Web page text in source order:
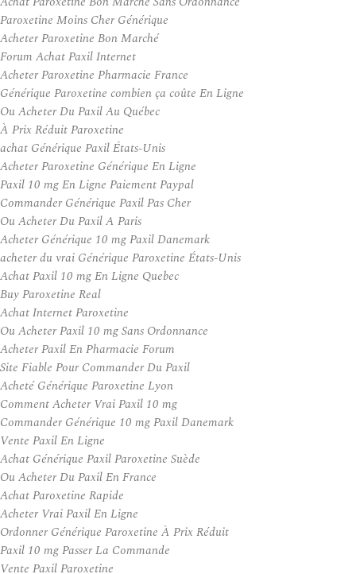
Paroxetine Moins Cher Générique
Acheter Paroxetine Bon Marché
Forum Achat Paxil Internet
Acheter Paroxetine Pharmacie France
Générique Paroxetine combien ça coûte En Ligne
Ou Acheter Du Paxil Au Québec
À Prix Réduit Paroxetine
achat Générique Paxil États-Unis
Acheter Paroxetine Générique En Ligne
Paxil 10 mg En Ligne Paiement Paypal
Commander Générique Paxil Pas Cher
Ou Acheter Du Paxil A Paris
Acheter Générique 10 mg Paxil Danemark
acheter du vrai Générique Paroxetine États-Unis
Achat Paxil 10 mg En Ligne Quebec
Buy Paroxetine Real
Achat Internet Paroxetine
Ou Acheter Paxil 10 mg Sans Ordonnance
Acheter Paxil En Pharmacie Forum
Site Fiable Pour Commander Du Paxil
Acheté Générique Paroxetine Lyon
Comment Acheter Vrai Paxil 10 mg
Commander Générique 10 mg Paxil Danemark
Vente Paxil En Ligne
Achat Générique Paxil Paroxetine Suède
Ou Acheter Du Paxil En France
Achat Paroxetine Rapide
Acheter Vrai Paxil En Ligne
Ordonner Générique Paroxetine À Prix Réduit
Paxil 10 mg Passer La Commande
Vente Paxil Paroxetine